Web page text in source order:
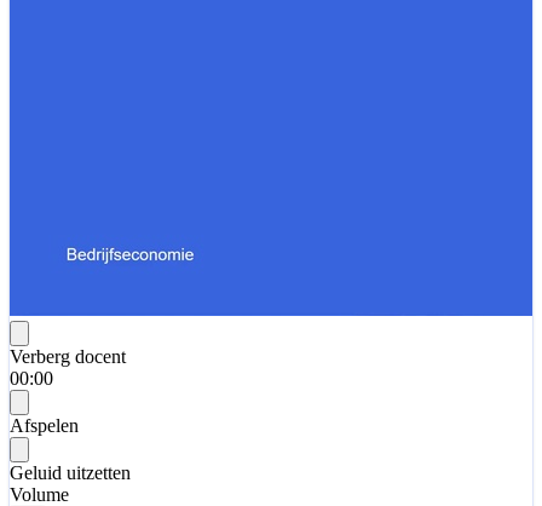
Verberg docent
00:00
Afspelen
Geluid uitzetten
Volume